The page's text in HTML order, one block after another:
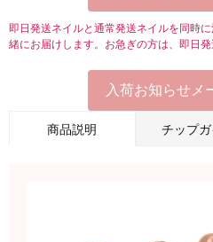
即日発送ネイルと通常発送ネイルを同時
緒にお届けします。お急ぎの方は、即日発
入荷お知らせメ
商品説明 チップガ